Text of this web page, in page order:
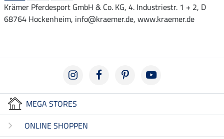
Krämer Pferdesport GmbH & Co. KG, 4. Industriestr. 1 + 2, D
68764 Hockenheim, info@kraemer.de, www.kraemer.de
MEGA STORES
ONLINE SHOPPEN